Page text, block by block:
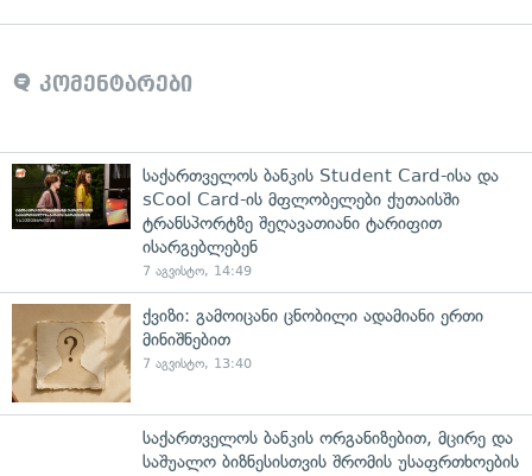
კომენტარები
საქართველოს ბანკის Student Card-ისა და
sCool Card-ის მფლობელები ქუთაისში
ტრანსპორტზე შეღავათიანი ტარიფით
ისარგებლებენ
7 აგვისტო, 14:49
ქვიზი: გამოიცანი ცნობილი ადამიანი ერთი
მინიშნებით
7 აგვისტო, 13:40
საქართველოს ბანკის ორგანიზებით, მცირე და
საშუალო ბიზნესისთვის შრომის უსაფრთხოების